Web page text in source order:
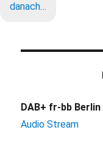
danach…
DAB+ fr-bb Berlin
Audio Stream